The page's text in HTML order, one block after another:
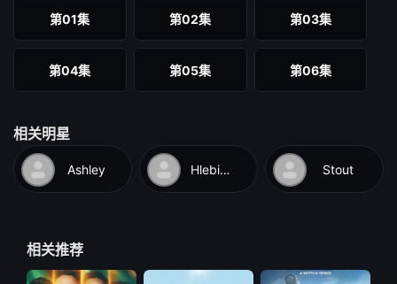
第01集 第02集 第03集
第04集 第05集 第06集
相关明星
Ashley Hlebinsky Stout
相关推荐